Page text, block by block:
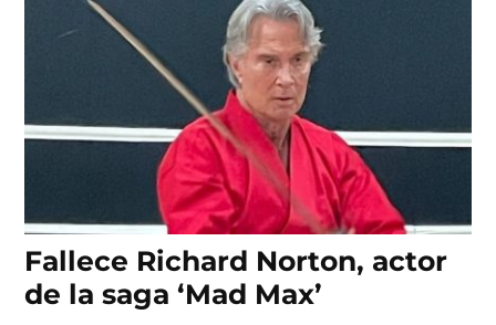
Fallece Richard Norton, actor
de la saga ‘Mad Max’